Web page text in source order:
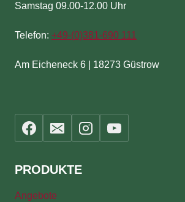
Samstag 09.00-12.00 Uhr
Telefon: +49-(0)381-690 111
Am Eicheneck 6 | 18273 Güstrow
PRODUKTE
Angebote